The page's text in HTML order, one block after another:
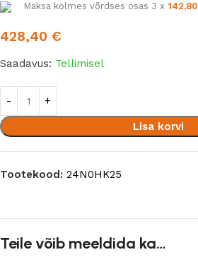
Maksa kolmes võrdses osas 3 x 142,80
428,40 €
Saadavus: Tellimisel
Lisa korvi
Tootekood: 24N0HK25
Teile võib meeldida ka…